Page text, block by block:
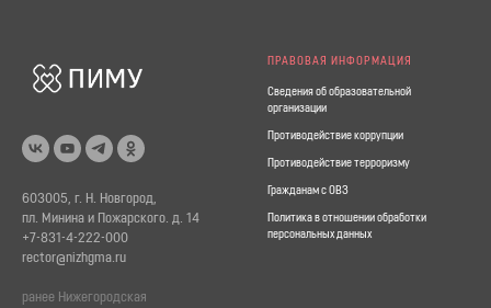
603005, г. Н. Новгород,
пл. Минина и Пожарского. д. 14
+7-831-4-222-000
rector@nizhgma.ru
ранее Нижегородская
ПРАВОВАЯ ИНФОРМАЦИЯ
Сведения об образовательной
организации
Противодействие коррупции
Противодействие терроризму
Гражданам с ОВЗ
Политика в отношении обработки
персональных данных